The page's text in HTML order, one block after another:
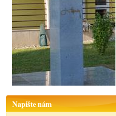
Napište nám